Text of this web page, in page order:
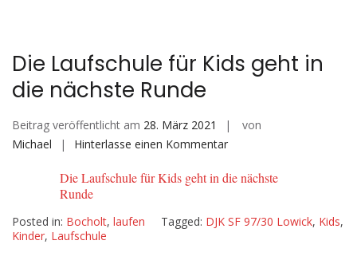
Die Laufschule für Kids geht in
die nächste Runde
Beitrag veröffentlicht am 28. März 2021
von
Michael
Hinterlasse einen Kommentarauf
Laufschule
Kids
Die Laufschule für Kids geht in die nächste
Runde
Posted in: Bocholt, laufen Tagged: DJK SF 97/30 Lowick, Kids,
Kinder, Laufschule